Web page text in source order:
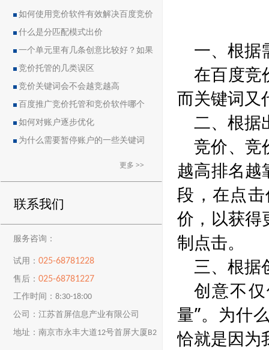
如何使用竞价软件有效解决百度竞价
中的恶点问题
什么是分匹配模式出价
一个单元里有几条创意比较好？如果
删除创意会导致账户流量突然下降吗？
竞价托管的几类误区
竞价关键词会不会越竞越高
百度推广竞价托管和竞价软件哪个
好？
如何对账户逐步优化
为什么需要暂停账户的一些关键词
更多 >>
联系我们
服务咨询：
试用：025-68781228
售后：025-68781227
工作时间：8:30-18:00
公司：江苏首屏信息产业有限公司
地址：南京市永丰大道12号首屏大厦B2
一、根据
在百度竞
而关键词又
二、根据
竞价、竞
越高排名越
段，在点
价，以获得
制点击。
三、根据
创意不
量”。为什
恰就是因为